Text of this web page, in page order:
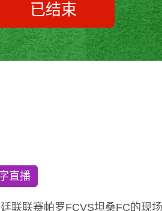
已结束
直播
联联赛帕罗FCVS坦桑FC的现